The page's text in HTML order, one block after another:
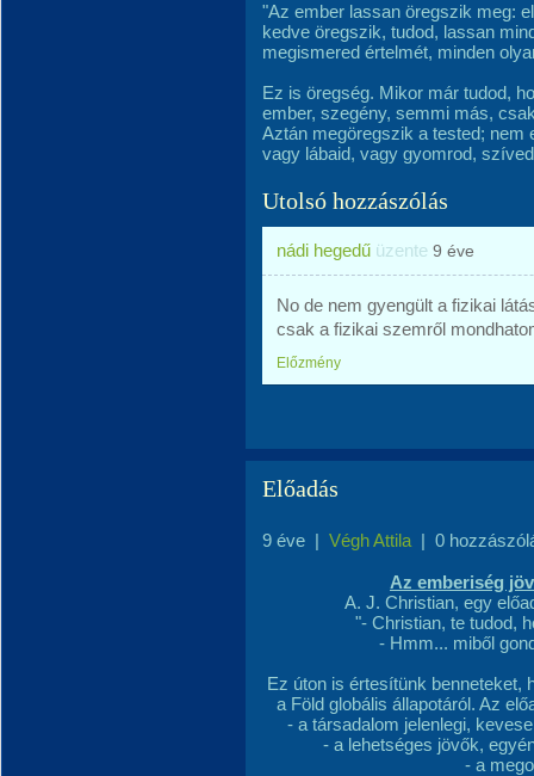
"Az ember lassan öregszik meg:
kedve öregszik, tudod, lassan
megismered értelmét, minden
Ez is öregség. Mikor már tudod,
ember, szegény, semmi más,
Aztán megöregszik a tested;
vagy lábaid, vagy gyomrod,
Utolsó hozzászólás
nádi hegedű üzente 9 éve
No de nem gyengült a fizikai
csak a fizikai szemről
Előzmény
Előadás
9 éve | Végh Attila | 0
Az emberiség
A. J. Christian, egy
"- Christian, te tudod,
- Hmm... miből
Ez úton is értesítünk benneteket,
a Föld globális állapotáról. Az
- a társadalom jelenlegi,
- a lehetséges jövők,
- a